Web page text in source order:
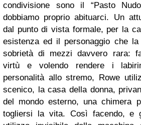
condivisione sono il “Pasto
dobbiamo proprio abituarci. Un
dal punto di vista formale, per la
esistenza ed il personaggio che
sobrietà di mezzi davvero rara:
virtù e volendo rendere i
personalità allo stremo, Rowe
scenico, la casa della donna,
del mondo esterno, una chimera
togliersi la vita. Così facendo, e